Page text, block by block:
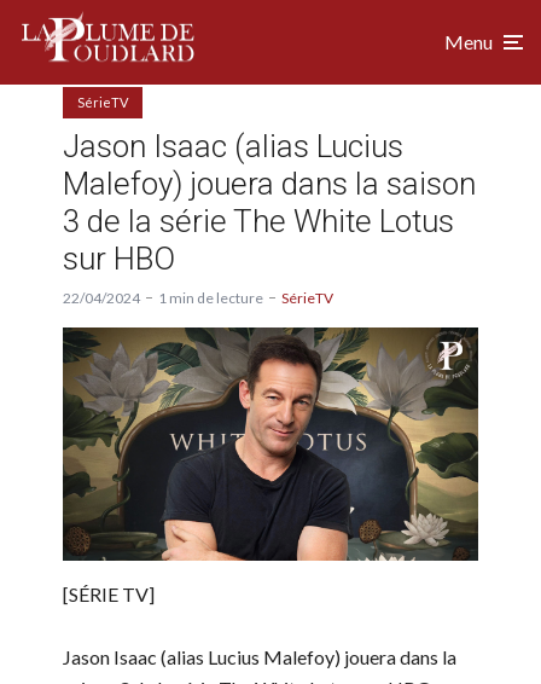
Menu
SérieTV
Jason Isaac (alias Lucius
Malefoy) jouera dans la saison
3 de la série The White Lotus
sur HBO
22/04/2024 1 min de lecture SérieTV
[SÉRIE TV]
Jason Isaac (alias Lucius Malefoy) jouera dans la